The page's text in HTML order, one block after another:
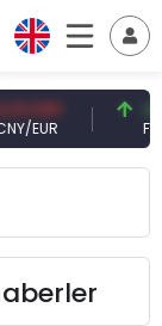
CNY
EUR Faiz